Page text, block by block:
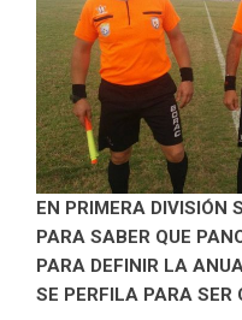
EN PRIMERA DIVISIÓN
PARA SABER QUE
PARA DEFINIR LA
SE PERFILA PARA SER